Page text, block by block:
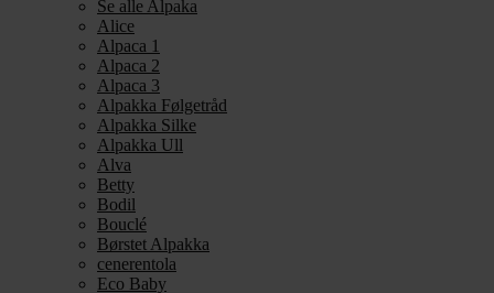
Se alle Alpaka
Alice
Alpaca 1
Alpaca 2
Alpaca 3
Alpakka Følgetråd
Alpakka Silke
Alpakka Ull
Alva
Betty
Bodil
Bouclé
Børstet Alpakka
cenerentola
Eco Baby